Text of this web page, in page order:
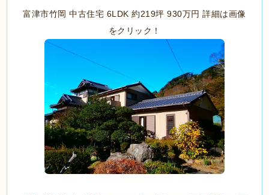
富津市竹岡 中古住宅 6LDK 約219坪 930万円 詳細は画像
をクリック！